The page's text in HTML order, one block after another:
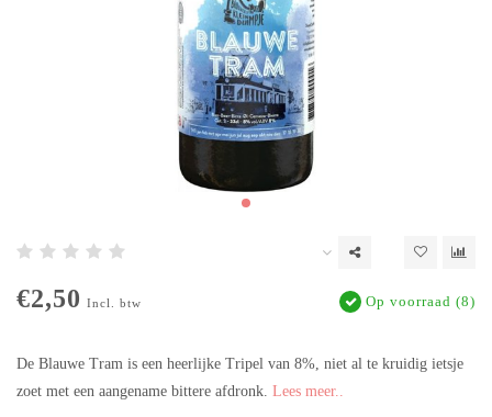
€2,50 Incl. btw Op voorraad (8)
De Blauwe Tram is een heerlijke Tripel van 8%, niet al te kruidig ietsje
zoet met een aangename bittere afdronk. Lees meer..